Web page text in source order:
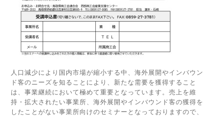
人口減少により国内市場が縮小する中、海外展開やインバウン
ド客のニーズを知ることにより、新たな需要を獲得すること
は、事業継続において極めて重要となっています。売上を維
持・拡大されたい事業所、海外展開やインバウンド客の獲得を
したことがない事業所向けのセミナーとなっておりますので、